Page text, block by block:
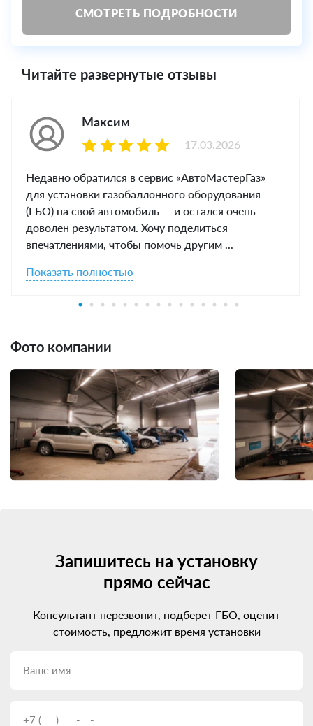
СМОТРЕТЬ ПОДРОБНОСТИ
Читайте развернутые отзывы
Максим
Недавно обратился в сервис «АвтоМастерГаз»
для установки газобаллонного оборудования
(ГБО) на свой автомобиль — и остался очень
доволен результатом. Хочу поделиться
впечатлениями, чтобы помочь другим ...
Показать полностью
17.03.2026
Фото компании
Запишитесь на установку
прямо сейчас
Консультант перезвонит, подберет ГБО, оценит
стоимость, предложит время установки